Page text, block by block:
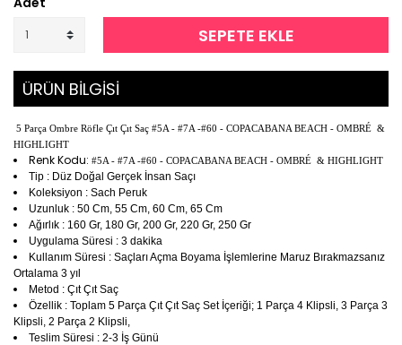
SEPETE EKLE
ÜRÜN BİLGİSİ
5 Parça Ombre Röfle Çıt Çıt Saç #5A - #7A -#60 - COPACABANA BEACH - OMBRÉ &
HIGHLIGHT
Renk Kodu: #5A - #7A -#60 - COPACABANA BEACH - OMBRÉ & HIGHLIGHT
Tip : Düz Doğal Gerçek İnsan Saçı
Koleksiyon : Sach Peruk
Uzunluk : 50 Cm, 55 Cm, 60 Cm, 65 Cm
Ağırlık : 160 Gr, 180 Gr, 200 Gr, 220 Gr, 250 Gr
Uygulama Süresi : 3 dakika
Kullanım Süresi : Saçları Açma Boyama İşlemlerine Maruz Bırakmazsanız
Ortalama 3 yıl
Metod : Çıt Çıt Saç
Özellik : Toplam 5 Parça Çıt Çıt Saç Set İçeriği; 1 Parça 4 Klipsli, 3 Parça 3
Klipsli, 2 Parça 2 Klipsli,
Teslim Süresi : 2-3 İş Günü